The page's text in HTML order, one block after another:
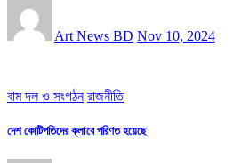
Art News BD Nov 10, 2024
বাম দল ও সংগঠন রাজনীতি
দেশ কোটিপতিদের ক্লাবে পরিণত হয়েছে